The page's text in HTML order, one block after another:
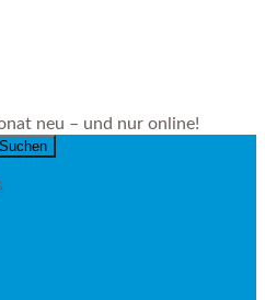
neu – und nur online!